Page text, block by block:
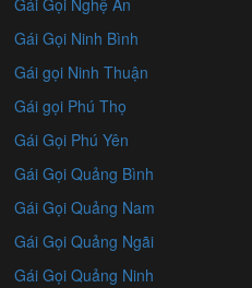
Gái Gọi Nghệ An
Gái Gọi Ninh Bình
Gái gọi Ninh Thuận
Gái gọi Phú Thọ
Gái Gọi Phú Yên
Gái Gọi Quảng Bình
Gái Gọi Quảng Nam
Gái Gọi Quảng Ngãi
Gái Gọi Quảng Ninh